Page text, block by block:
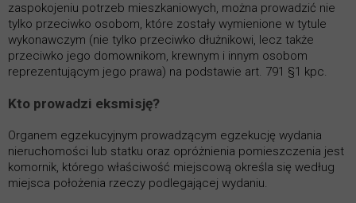
zaspokojeniu potrzeb mieszkaniowych, można prowadzić nie
tylko przeciwko osobom, które zostały wymienione w tytule
wykonawczym (nie tylko przeciwko dłużnikowi, lecz także
przeciwko jego domownikom, krewnym i innym osobom
reprezentującym jego prawa) na podstawie art. 791 §1 kpc.
Kto prowadzi eksmisję?
Organem egzekucyjnym prowadzącym egzekucję wydania
nieruchomości lub statku oraz opróżnienia pomieszczenia jest
komornik, którego właściwość miejscową określa się według
miejsca położenia rzeczy podlegającej wydaniu.